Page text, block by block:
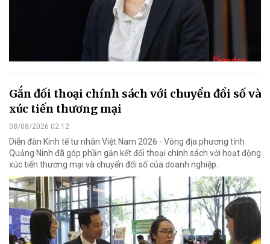
Gắn đối thoại chính sách với chuyển đổi số và
xúc tiến thương mại
08/08/2026 02:12
Diễn đàn Kinh tế tư nhân Việt Nam 2026 - Vòng địa phương tỉnh
Quảng Ninh đã góp phần gắn kết đối thoại chính sách với hoạt động
xúc tiến thương mại và chuyển đổi số của doanh nghiệp.